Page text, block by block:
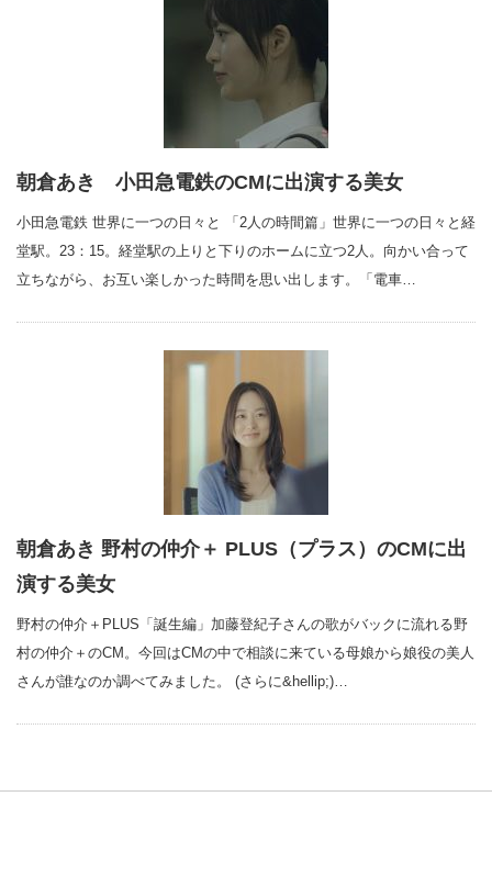
朝倉あき 小田急電鉄のCMに出演する美女
小田急電鉄 世界に一つの日々と 「2人の時間篇」世界に一つの日々と経
堂駅。23：15。経堂駅の上りと下りのホームに立つ2人。向かい合って
立ちながら、お互い楽しかった時間を思い出します。「電車…
朝倉あき 野村の仲介＋ PLUS（プラス）のCMに出
演する美女
野村の仲介＋PLUS「誕生編」加藤登紀子さんの歌がバックに流れる野
村の仲介＋のCM。今回はCMの中で相談に来ている母娘から娘役の美人
さんが誰なのか調べてみました。 (さらに&hellip;)…